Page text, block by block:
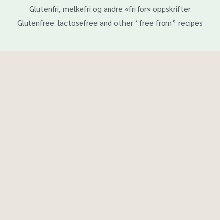
Glutenfri, melkefri og andre «fri for» oppskrifter
Glutenfree, lactosefree and other “free from” recipes